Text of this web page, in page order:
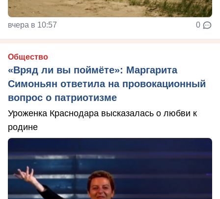
вчера в 10:57 0
Общество
«Вряд ли вы поймёте»: Маргарита
Симоньян ответила на провокационный
вопрос о патриотизме
Уроженка Краснодара высказалась о любви к
родине